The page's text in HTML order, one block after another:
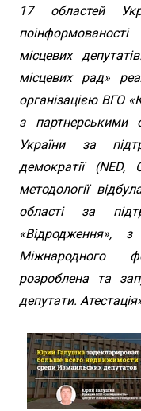
17 областей
місцевих
місцевих рад»
організацією ВГО
з партнерськими
України за
демократії
методології
області за
«Відродження»,
Міжнародного
розроблена та
депутати.